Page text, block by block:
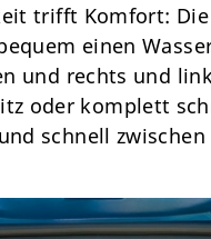
trifft Komfort:
einen
und rechts und
oder komplett
schnell